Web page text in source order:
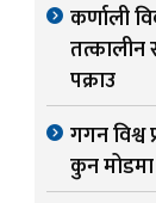
कर्णाली
पक्राउ
गगन विश्व
कुन